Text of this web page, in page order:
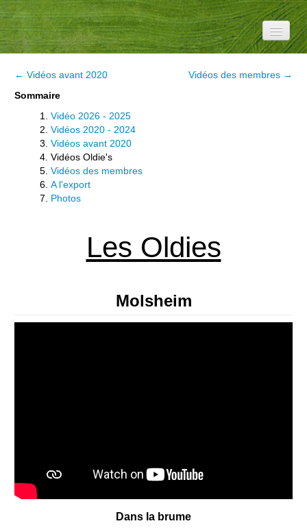
Le Club
Information
Météo
Médias
Divers
← Vidéos avant 2020
Vidéos des membres →
Sommaire
Vidéo 2026 - 2025
Vidéos 2020 - 2024
Vidéos avant 2020
Vidéos Oldie's
Vidéos des membres
A l'export
Photos
Les Oldies
Molsheim
Dans la brume